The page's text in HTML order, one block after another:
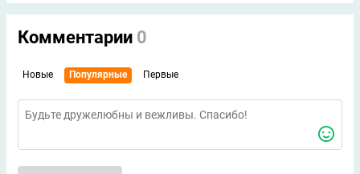
Комментарии 0
Новые Популярные Первые